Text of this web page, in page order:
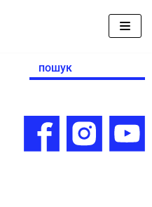
Search
for: